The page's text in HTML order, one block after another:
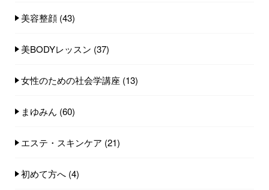
美容整顔 (43)
美BODYレッスン (37)
女性のための社会学講座 (13)
まゆみん (60)
エステ・スキンケア (21)
初めて方へ (4)